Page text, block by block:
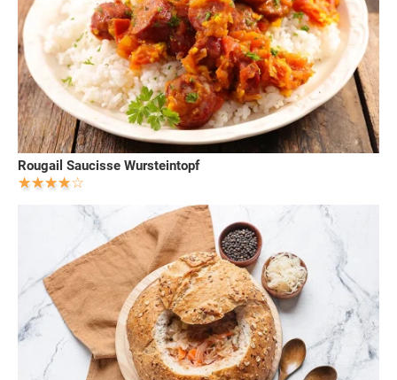
Rougail Saucisse Wursteintopf